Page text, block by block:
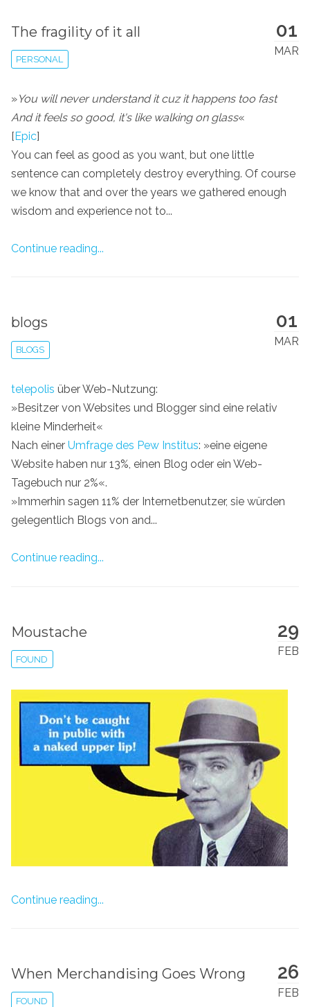
01
MAR
The fragility of it all
PERSONAL
»You will never understand it cuz it happens too fast
And it feels so good, it's like walking on glass«
[Epic]
You can feel as good as you want, but one little
sentence can completely destroy everything. Of course
we know that and over the years we gathered enough
wisdom and experience not to...
Continue reading...
01
MAR
blogs
BLOGS
telepolis über Web-Nutzung:
»Besitzer von Websites und Blogger sind eine relativ
kleine Minderheit«
Nach einer Umfrage des Pew Institus: »eine eigene
Website haben nur 13%, einen Blog oder ein Web-
Tagebuch nur 2%«.
»Immerhin sagen 11% der Internetbenutzer, sie würden
gelegentlich Blogs von and...
Continue reading...
29
FEB
Moustache
FOUND
Continue reading...
26
FEB
When Merchandising Goes Wrong
FOUND